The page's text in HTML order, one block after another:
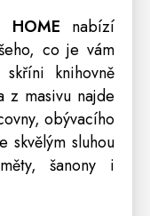
HOME nabízí
co je vám
knihovně
z masivu najde
obývacího
skvělým sluhou
šanony i